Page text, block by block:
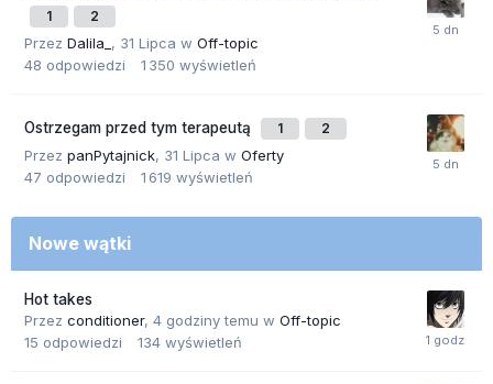
1 2
Przez Dalila_ , 31 Lipca w Off-topic
48 odpowiedzi 1 350 wyświetleń
Ostrzegam przed tym terapeutą 1 2
Przez panPytajnick, 31 Lipca w Oferty
47 odpowiedzi 1 619 wyświetleń
Nowe wątki
Hot takes
Przez conditioner, 4 godziny temu w Off-topic
15 odpowiedzi 134 wyświetleń